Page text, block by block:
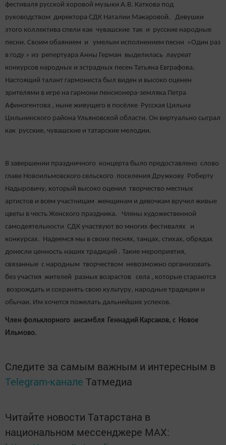
фестиваля русской хоровой музыки А.В. Каткова под
руководством директора СДК Наталии Макаровой. Девушки
этого коллектива спели как чувашские так и русские народные
песни. Своим обаянием и умелым исполнением песни «Один раз
в году » из репертуара Анны Герман выделилась лауреат
конкурсов народных и эстрадных песен Татьяна Евграфова.
Настоящий талант гармониста был виден и высоко оценен
зрителями в игре на гармони пенсионера-земляка Петра
Афиногентова , ныне живущего в посёлке Русская Цильна
Цильнинского района Ульяновской области. Он виртуально сыграл
как русские, чувашские и татарские мелодии.
В завершении праздничного концерта было предоставлено слово
главе Новоильмовского сельского поселения Дружкову Роберту
Надыровичу, который высоко оценил творчество местных
артистов и всем участницам женщинам и девочкам вручил живые
цветы в честь Женского праздника. Члены художественной
самодеятельности СДК участвуют во многих фестивалях и
конкурсах. Надеемся мы в своих песнях, танцах, стихах, обрядах
донесли ценность наших традиций . Такие мероприятия,
связанные с народным творчеством невозможно организовать
без участия жителей разных возрастов села , которые стараются
возрождать и сохранять свою культуру, народные традиции и
обычаи. Им хочется пожелать дальнейших успехов.
Член фольклорного ансамбля Геннадий Карсаков, с Новое
Ильмово.
Следите за самым важным и интересным в
Telegram-канале Татмедиа
Читайте новости Татарстана в
национальном мессенджере MАХ: